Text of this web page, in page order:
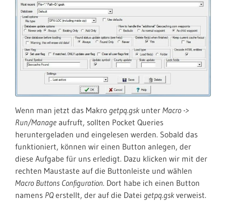
Wenn man jetzt das Makro getpq.gskunter Macro ->
Run/Manage aufruft, sollten Pocket Queries
heruntergeladen und eingelesen werden. Sobald das
funktioniert, können wir einen Button anlegen, der
diese Aufgabe für uns erledigt. Dazu klicken wir mit der
rechten Maustaste auf die Buttonleiste und wählen
Macro Buttons Configuration. Dort habe ich einen Button
namens PQerstellt, der auf die Datei getpq.gskverweist.